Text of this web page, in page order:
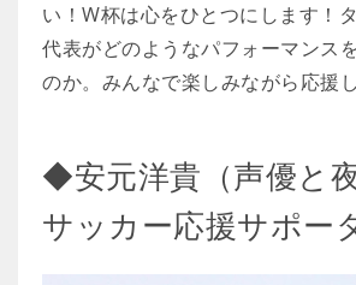
い！W杯は心をひとつにします！
代表がどのようなパフォーマンス
のか。みんなで楽しみながら応援
◆安元洋貴（声優と
サッカー応援サポー